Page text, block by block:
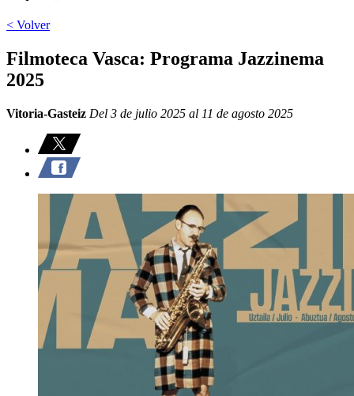
< Volver
Filmoteca Vasca: Programa Jazzinema
2025
Vitoria-Gasteiz Del 3 de julio 2025 al 11 de agosto 2025